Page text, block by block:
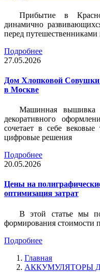
Прибытие в
динамично
перед путешественниками
Подробнее
27.05.2026
Дом Хлопковой
в Москве
Машинная вышивка
декоративного
сочетает в себе
цифровые решения
Подробнее
20.05.2026
Цены на
оптимизация затрат
В этой статье мы
формирования стоимости
Подробнее
Главная
АККУМУЛЯТОРЫ